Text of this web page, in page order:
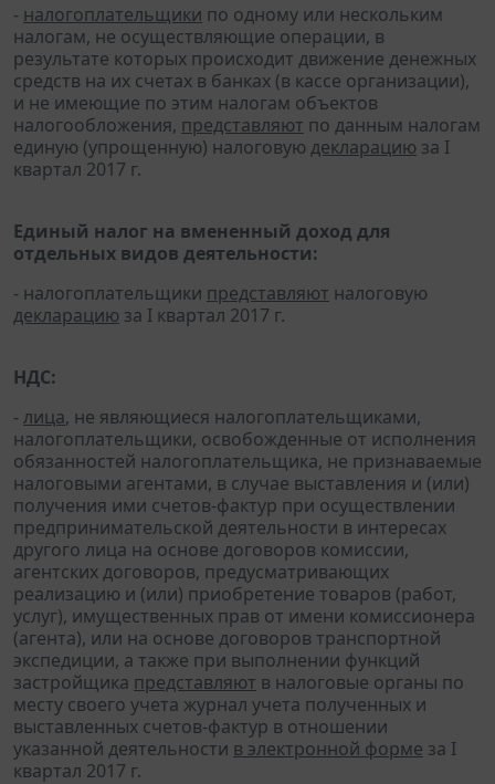
- налогоплательщики по одному или нескольким
налогам, не осуществляющие операции, в
результате которых происходит движение денежных
средств на их счетах в банках (в кассе организации),
и не имеющие по этим налогам объектов
налогообложения, представляют по данным налогам
единую (упрощенную) налоговую декларацию за I
квартал 2017 г.
Единый налог на вмененный доход для
отдельных видов деятельности:
- налогоплательщики представляют налоговую
декларацию за I квартал 2017 г.
НДС:
- лица, не являющиеся налогоплательщиками,
налогоплательщики, освобожденные от исполнения
обязанностей налогоплательщика, не признаваемые
налоговыми агентами, в случае выставления и (или)
получения ими счетов-фактур при осуществлении
предпринимательской деятельности в интересах
другого лица на основе договоров комиссии,
агентских договоров, предусматривающих
реализацию и (или) приобретение товаров (работ,
услуг), имущественных прав от имени комиссионера
(агента), или на основе договоров транспортной
экспедиции, а также при выполнении функций
застройщика представляют в налоговые органы по
месту своего учета журнал учета полученных и
выставленных счетов-фактур в отношении
указанной деятельности в электронной форме за I
квартал 2017 г.